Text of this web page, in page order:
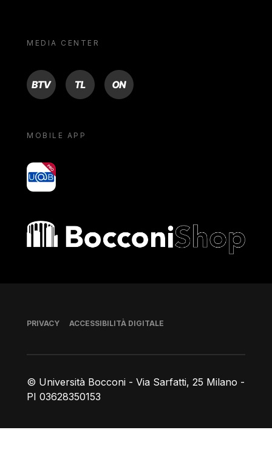
MEDIA CENTER
BTV TL ON
MOBILE APP
yoU@B
Bocconi shop
© Università Bocconi - Via Sarfatti, 25 Milano -
PI 03628350153
Piè di pagina
PRIVACY ACCESSIBILITÀ DIGITALE